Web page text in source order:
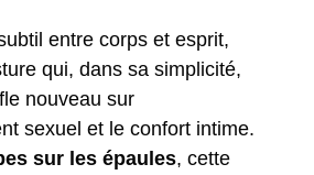
entre corps et esprit,
qui, dans sa simplicité,
nouveau sur
sexuel et le confort intime.
sur les épaules, cette